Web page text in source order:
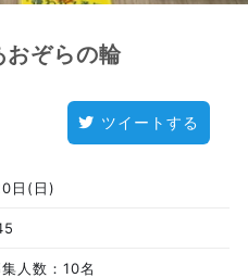
ぞらの輪
ツイートする
日(日)
人数：10名